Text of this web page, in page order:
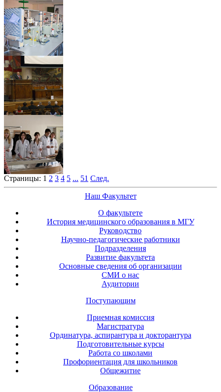
Страницы: 1 2 3 4 5 ... 51 След.
Наш Факультет
О факультете
История медицинского образования в МГУ
Руководство
Научно-педагогические работники
Подразделения
Развитие факультета
Основные сведения об организации
СМИ о нас
Аудитории
Поступающим
Приемная комиссия
Магистратура
Ординатура, аспирантура и докторантура
Подготовительные курсы
Работа со школами
Профориентация для школьников
Общежитие
Образование